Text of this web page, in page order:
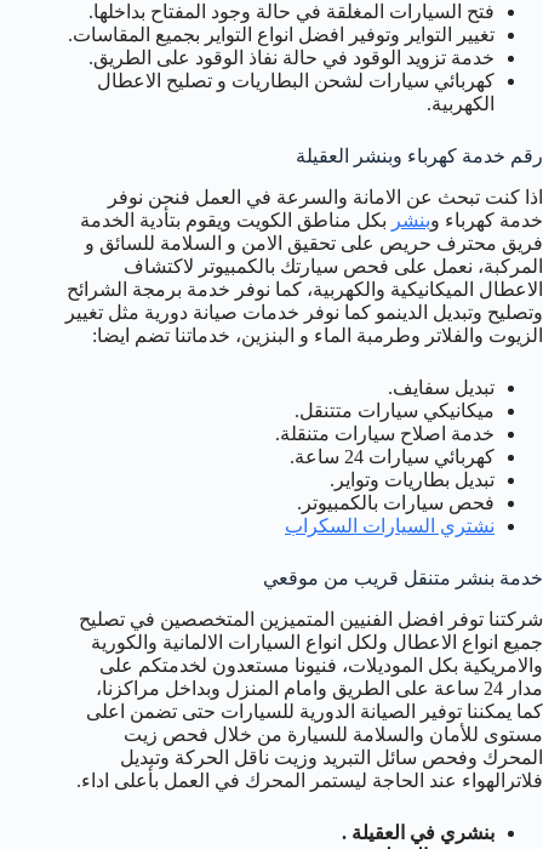
فتح السيارات المغلقة في حالة وجود المفتاح بداخلها.
تغيير التواير وتوفير افضل انواع التواير بجميع المقاسات.
خدمة تزويد الوقود في حالة نفاذ الوقود على الطريق.
كهربائي سيارات لشحن البطاريات و تصليح الاعطال
الكهربية.
رقم خدمة كهرباء وبنشر العقيلة
اذا كنت تبحث عن الامانة والسرعة في العمل فنحن نوفر
خدمة كهرباء وبنشر بكل مناطق الكويت ويقوم بتأدية الخدمة
فريق محترف حريص على تحقيق الامن و السلامة للسائق و
المركبة، نعمل على فحص سيارتك بالكمبيوتر لاكتشاف
الاعطال الميكانيكية والكهربية، كما نوفر خدمة برمجة الشرائح
وتصليح وتبديل الدينمو كما نوفر خدمات صيانة دورية مثل تغيير
الزيوت والفلاتر وطرمبة الماء و البنزين، خدماتنا تضم ايضا:
تبديل سفايف.
ميكانيكي سيارات متتنقل.
خدمة اصلاح سيارات متنقلة.
كهربائي سيارات 24 ساعة.
تبديل بطاريات وتواير.
فحص سيارات بالكمبيوتر.
نشتري السيارات السكراب
خدمة بنشر متنقل قريب من موقعي
شركتنا توفر افضل الفنيين المتميزين المتخصصين في تصليح
جميع انواع الاعطال ولكل انواع السيارات الالمانية والكورية
والامريكية بكل الموديلات، فنيونا مستعدون لخدمتكم على
مدار 24 ساعة على الطريق وامام المنزل وبداخل مراكزنا،
كما يمكننا توفير الصيانة الدورية للسيارات حتى تضمن اعلى
مستوى للأمان والسلامة للسيارة من خلال فحص زيت
المحرك وفحص سائل التبريد وزيت ناقل الحركة وتبديل
فلاترالهواء عند الحاجة ليستمر المحرك في العمل بأعلى اداء.
بنشري في العقيلة .